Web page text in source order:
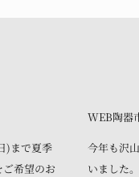
)まで夏季
希望のお
WEB陶器
今年も沢
いました